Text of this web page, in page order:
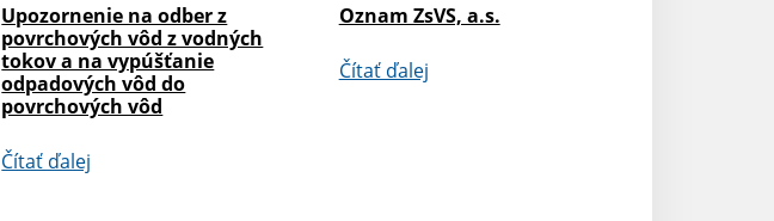
Upozornenie na odber z
povrchových vôd z vodných
tokov a na vypúšťanie
odpadových vôd do
povrchových vôd
Čítať ďalej
Oznam ZsVS, a.s.
Čítať ďalej